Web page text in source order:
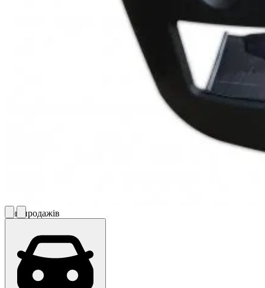
Топ продажів